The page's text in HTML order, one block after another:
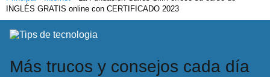
INGLÉS GRATIS online con CERTIFICADO 2023
Más trucos y consejos cada día